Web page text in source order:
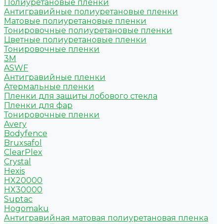
Полиуретановые пленки
Антигравийные полиуретановые пленки
Матовые полиуретановые пленки
Тонировочные полиуретановые пленки
Цветные полиуретановые пленки
Тонировочные пленки
3M
ASWF
Антигравийные пленки
Атермальные пленки
Пленки для защиты лобового стекла
Пленки для фар
Тонировочные пленки
Avery
Bodyfence
Bruxsafol
ClearPlex
Crystal
Hexis
HX20000
HX30000
Suptac
Hogomaku
Антигравийная матовая полиуретановая пленка